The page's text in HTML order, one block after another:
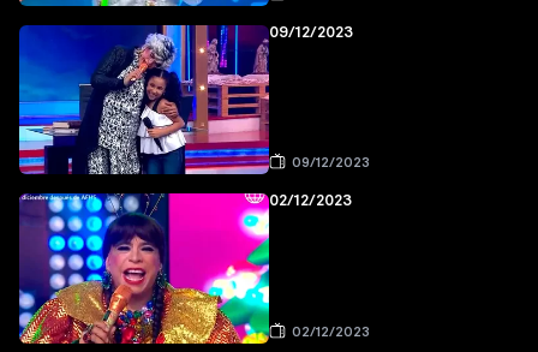
09/12/2023
09/12/2023
02/12/2023
02/12/2023